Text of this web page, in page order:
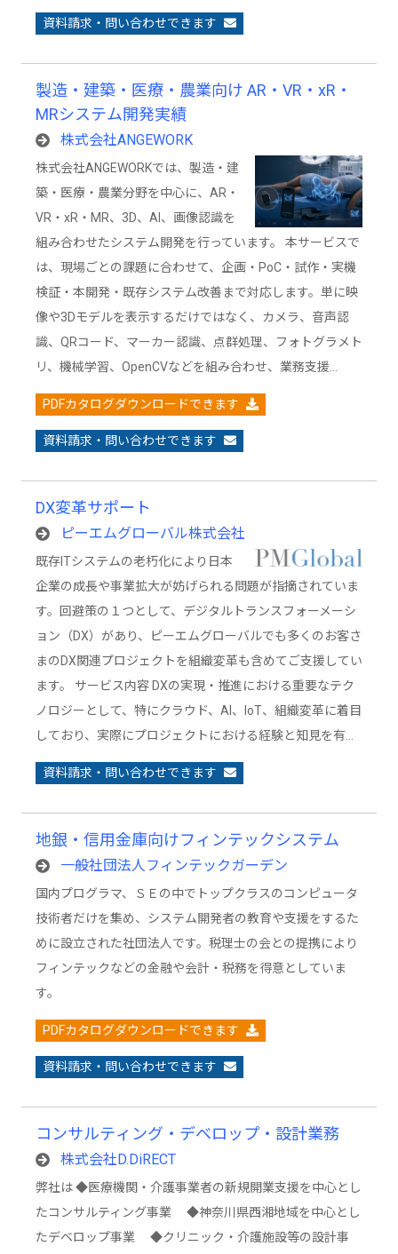
資料請求・問い合わせできます
製造・建築・医療・農業向け AR・VR・xR・
MRシステム開発実績
株式会社ANGEWORK
株式会社ANGEWORKでは、製造・建
築・医療・農業分野を中心に、AR・
VR・xR・MR、3D、AI、画像認識を
組み合わせたシステム開発を行っています。 本サービスで
は、現場ごとの課題に合わせて、企画・PoC・試作・実機
検証・本開発・既存システム改善まで対応します。単に映
像や3Dモデルを表示するだけではなく、カメラ、音声認
識、QRコード、マーカー認識、点群処理、フォトグラメト
リ、機械学習、OpenCVなどを組み合わせ、業務支援…
PDFカタログダウンロードできます
資料請求・問い合わせできます
DX変革サポート
ピーエムグローバル株式会社
既存ITシステムの老朽化により日本
企業の成長や事業拡大が妨げられる問題が指摘されていま
す。回避策の１つとして、デジタルトランスフォーメーシ
ョン（DX）があり、ピーエムグローバルでも多くのお客さ
まのDX関連プロジェクトを組織変革も含めてご支援してい
ます。 サービス内容 DXの実現・推進における重要なテク
ノロジーとして、特にクラウド、AI、IoT、組織変革に着目
しており、実際にプロジェクトにおける経験と知見を有…
資料請求・問い合わせできます
地銀・信用金庫向けフィンテックシステム
一般社団法人フィンテックガーデン
国内プログラマ、ＳＥの中でトップクラスのコンピュータ
技術者だけを集め、システム開発者の教育や支援をするた
めに設立された社団法人です。税理士の会との提携により
フィンテックなどの金融や会計・税務を得意としていま
す。
PDFカタログダウンロードできます
資料請求・問い合わせできます
コンサルティング・デベロップ・設計業務
株式会社D.DiRECT
弊社は ◆医療機関・介護事業者の新規開業支援を中心とし
たコンサルティング事業 ◆神奈川県西湘地域を中心とし
たデベロップ事業 ◆クリニック・介護施設等の設計事